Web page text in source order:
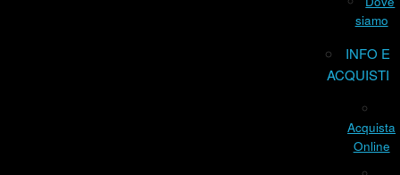
siamo
INFO E
ACQUISTI
Acquista
Online